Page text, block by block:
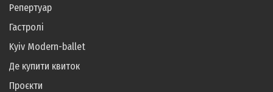
Репертуар
Гастролі
Kyiv Modern-ballet
Де купити квиток
Проєкти